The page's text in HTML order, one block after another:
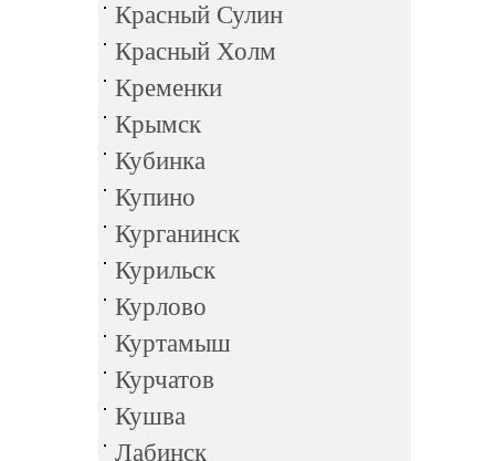
Красный Сулин
Красный Холм
Кременки
Крымск
Кубинка
Купино
Курганинск
Курильск
Курлово
Куртамыш
Курчатов
Кушва
Лабинск